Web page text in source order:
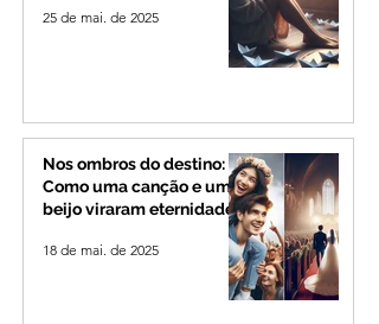
25 de mai. de 2025
Nos ombros do destino:
Como uma canção e um
beijo viraram eternidade
18 de mai. de 2025